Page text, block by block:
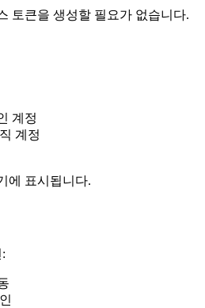
토큰을 생성할 필요가 없습니다.
계정
계정
에 표시됩니다.